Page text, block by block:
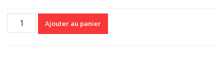
quantité
Ajouter au panier